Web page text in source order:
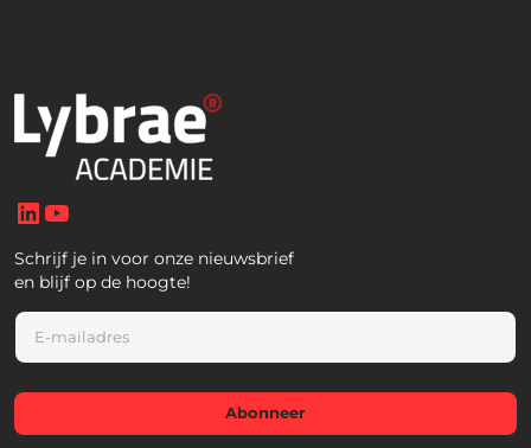
LinkedIn
Schrijf je in voor onze nieuwsbrief
en blijf op de hoogte!
E
a
i
*
Abonneer